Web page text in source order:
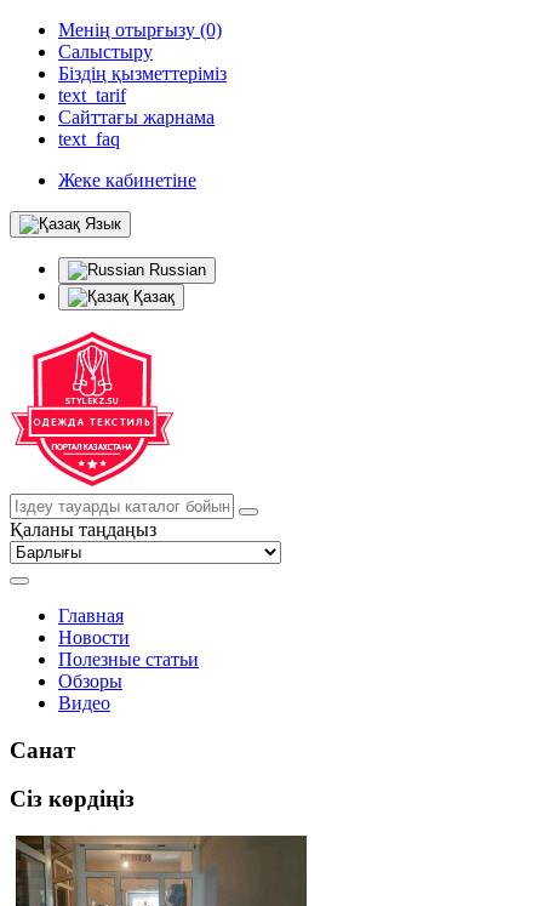
Менің отырғызу (0)
Салыстыру
Біздің қызметтеріміз
text_tarif
Сайттағы жарнама
text_faq
Жеке кабинетіне
Язык
Russian
Қазақ
Қаланы таңдаңыз
Главная
Новости
Полезные статьи
Обзоры
Видео
Санат
Сіз көрдіңіз